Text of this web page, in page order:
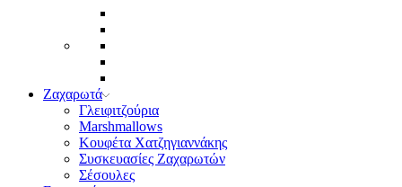
Ζαχαρωτά
Γλειφιτζούρια
Marshmallows
Κουφέτα Χατζηγιαννάκης
Συσκευασίες Ζαχαρωτών
Σέσουλες